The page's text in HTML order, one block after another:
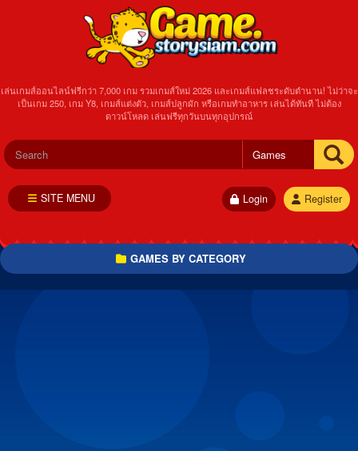
เล่นเกมส์ออนไลน์ฟรีกว่า 7,000 เกม รวมเกมส์ใหม่ 2026 และเกมส์แฟลชระดับตำนาน! ไม่ว่าจะ
เป็นเกม 250, เกม Y8, เกมส์แต่งตัว, เกมส์ปลูกผัก หรือเกมทำอาหาร เล่นได้ทันที ไม่ต้อง
ดาวน์โหลด เล่นฟรีทุกวันบนทุกอุปกรณ์
Register
Login
SITE MENU
GAMES BY CATEGORY